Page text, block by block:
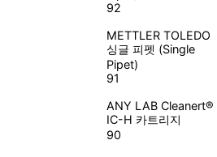
92
METTLER TOLEDO
싱글 피펫 (Single
Pipet)
91
ANY LAB Cleanert®
IC-H 카트리지
90